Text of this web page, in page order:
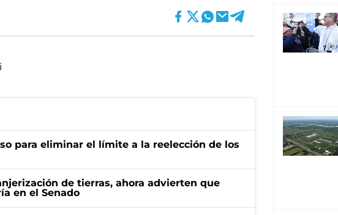
para eliminar el límite a la reelección de los
de tierras, ahora advierten que
en el Senado